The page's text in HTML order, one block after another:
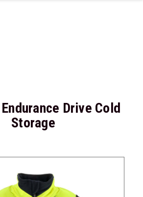
Drive Cold
Storage